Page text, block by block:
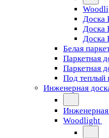
Доска
Доска
Доска
Белая
Паркетная
Паркетная
Под теплый
Инженерная
Woodlight